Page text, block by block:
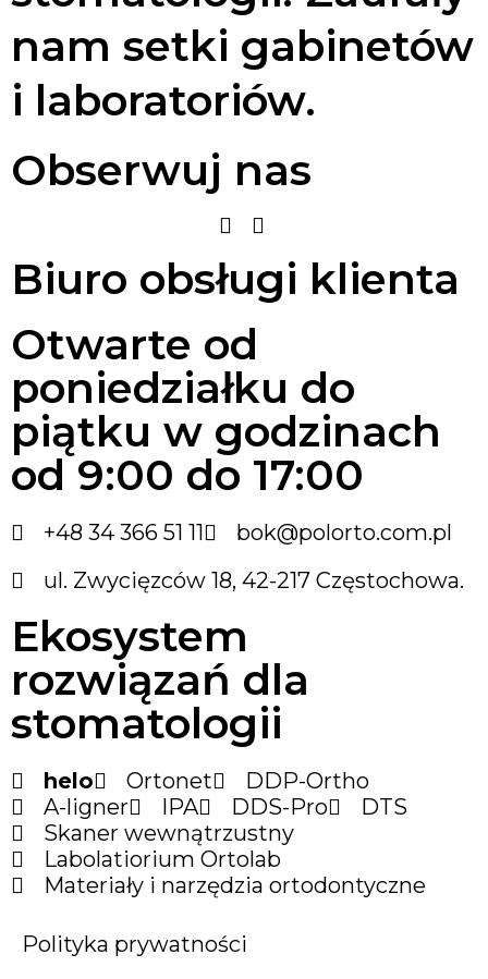
nam setki gabinetów
i laboratoriów.
Obserwuj nas
Biuro obsługi klienta
Otwarte od
poniedziałku do
piątku w godzinach
od 9:00 do 17:00
+48 34 366 51 11
bok@polorto.com.pl
ul. Zwycięzców 18, 42-217 Częstochowa.
Ekosystem
rozwiązań dla
stomatologii
helo Ortonet
DDP-Ortho
A-ligner
IPA DDS-Pro
DTS
Skaner wewnątrzustny
Labolatiorium Ortolab
Materiały i narzędzia ortodontyczne
Polityka prywatności